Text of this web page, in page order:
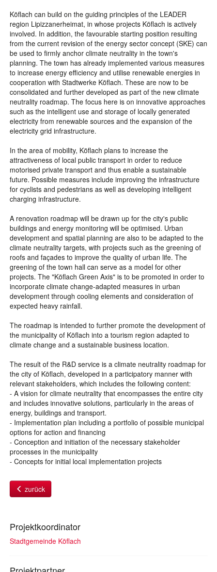
Köflach can build on the guiding principles of the LEADER
region Lipizzanerheimat, in whose projects Köflach is actively
involved. In addition, the favourable starting position resulting
from the current revision of the energy sector concept (SKE) can
be used to firmly anchor climate neutrality in the town's
planning. The town has already implemented various measures
to increase energy efficiency and utilise renewable energies in
cooperation with Stadtwerke Köflach. These are now to be
consolidated and further developed as part of the new climate
neutrality roadmap. The focus here is on innovative approaches
such as the intelligent use and storage of locally generated
electricity from renewable sources and the expansion of the
electricity grid infrastructure.
In the area of mobility, Köflach plans to increase the
attractiveness of local public transport in order to reduce
motorised private transport and thus enable a sustainable
future. Possible measures include improving the infrastructure
for cyclists and pedestrians as well as developing intelligent
charging infrastructure.
A renovation roadmap will be drawn up for the city's public
buildings and energy monitoring will be optimised. Urban
development and spatial planning are also to be adapted to the
climate neutrality targets, with projects such as the greening of
roofs and façades to improve the quality of urban life. The
greening of the town hall can serve as a model for other
projects. The "Köflach Green Axis" is to be promoted in order to
incorporate climate change-adapted measures in urban
development through cooling elements and consideration of
expected heavy rainfall.
The roadmap is intended to further promote the development of
the municipality of Köflach into a tourism region adapted to
climate change and a sustainable business location.
The result of the R&D service is a climate neutrality roadmap for
the city of Köflach, developed in a participatory manner with
relevant stakeholders, which includes the following content:
- A vision for climate neutrality that encompasses the entire city
and includes innovative solutions, particularly in the areas of
energy, buildings and transport.
- Implementation plan including a portfolio of possible municipal
options for action and financing
- Conception and initiation of the necessary stakeholder
processes in the municipality
- Concepts for initial local implementation projects
zurück
Projektkoordinator
Stadtgemeinde Köflach